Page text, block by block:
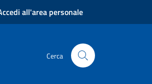
all'area personale
Cerca